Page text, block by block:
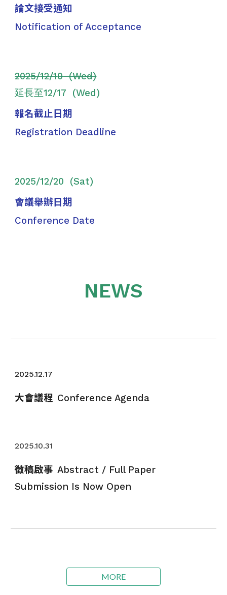
論文接受通知
Notification of Acceptance
2025/12/10(Wed)
延長至12/17 (Wed)
報名截止日期
Registration Deadline
2025/12/20 (Sat)
會議舉辦日期
Conference Date
NEWS
2025.12.17
大會議程 Conference Agenda
2025.10.31
徵稿啟事 Abstract / Full Paper
Submission Is Now Open
MORE